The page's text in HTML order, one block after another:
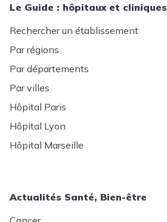
Le Guide : hôpitaux et cliniques
Rechercher un établissement
Par régions
Par départements
Par villes
Hôpital Paris
Hôpital Lyon
Hôpital Marseille
Actualités Santé, Bien-être